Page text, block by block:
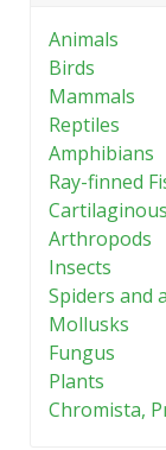
Animals
Birds
Mammals
Reptiles
Amphibians
Ray-finned
Arthropods
Insects
Spiders and
Mollusks
Fungus
Plants
Chromista,